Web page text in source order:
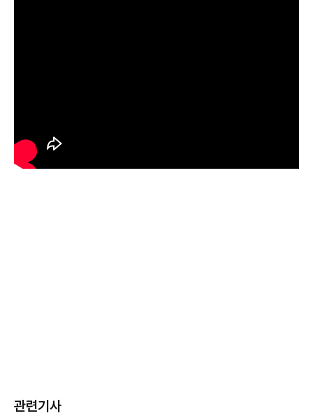
관련기사